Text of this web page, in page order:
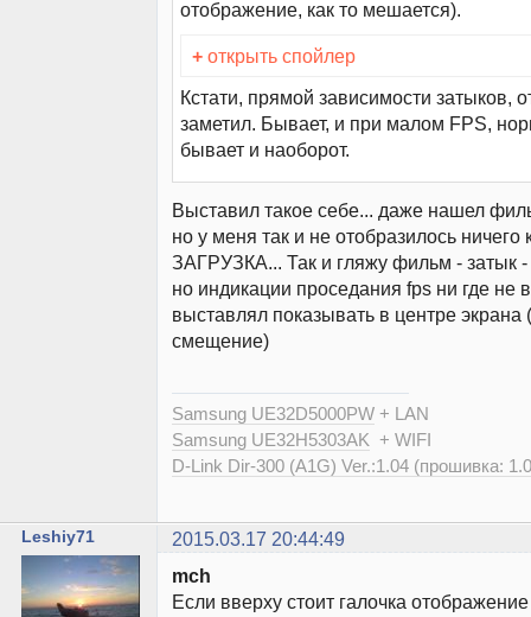
отображение, как то мешается).
+ открыть спойлер
Кстати, прямой зависимости затыков,
заметил. Бывает, и при малом FPS,
бывает и наоборот.
Выставил такое себе... даже нашел
но у меня так и не отобразилось ничего
ЗАГРУЗКА... Так и гляжу фильм - затык -
но индикации проседания fps ни где не
выставлял показывать в центре экрана
смещение)
Samsung UE32D5000PW + LAN
Samsung UE32H5303AK + WIFI
D-Link Dir-300 (A1G) Ver.:1.04 (прошивка:
Leshiy71 2015.03.17 20:44:49
mch
Если вверху стоит галочка